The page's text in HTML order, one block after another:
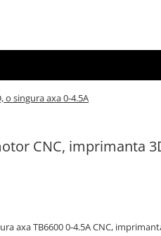
singura axa 0-4.5A
CNC, imprimanta
axa TB6600 0-4.5A CNC,